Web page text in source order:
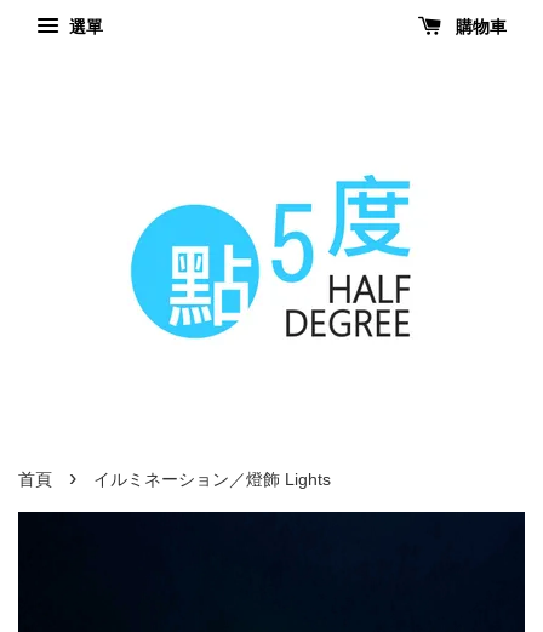
選單 購物車
首頁 › イルミネーション／燈飾 Lights